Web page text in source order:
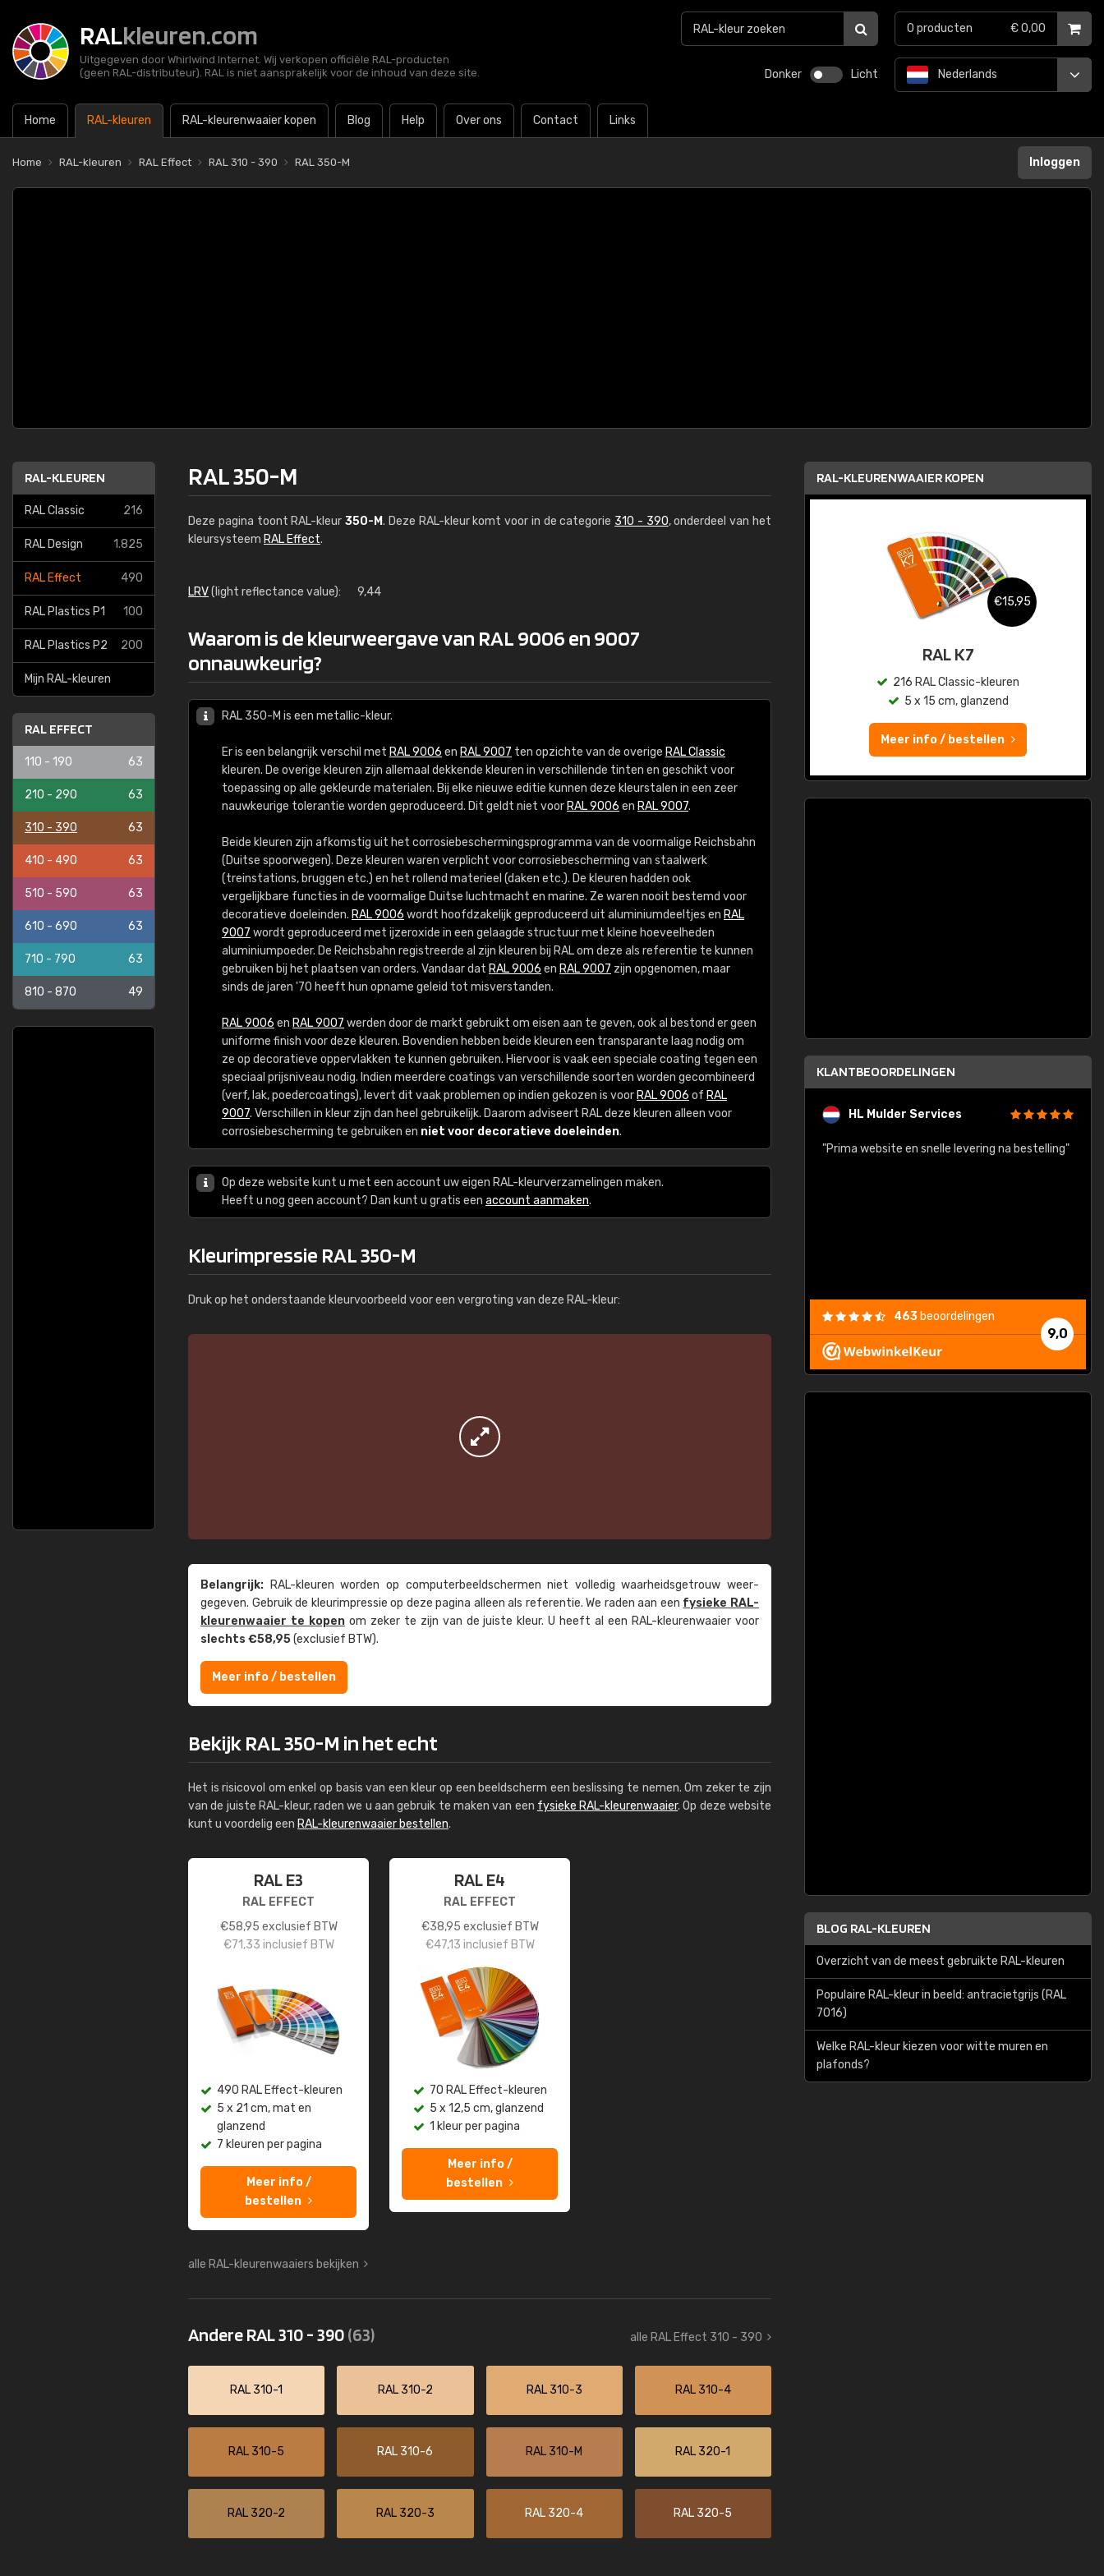
RALkleuren.com
Uitgegeven door Whirlwind Internet. Wij verkopen officiële RAL-producten
(geen RAL-distributeur). RAL is niet aansprakelijk voor de inhoud van deze site.
Donker Licht
Home RAL-kleuren RAL-kleurenwaaier kopen Blog Help Over ons Contact Links
Nederlands
0 producten € 0,00
Home RAL-kleuren RAL Effect RAL 310 - 390 RAL 350-M Inloggen
RAL-KLEUREN
RAL Classic 216
RAL Design 1.825
RAL Effect 490
RAL Plastics P1 100
RAL Plastics P2 200
Mijn RAL-kleuren
RAL EFFECT
110 - 190 63
210 - 290 63
310 - 390 63
410 - 490 63
510 - 590 63
610 - 690 63
710 - 790 63
810 - 870 49
RAL 350-M
Deze pagina toont RAL-kleur350-M. Deze RAL-kleur komt voor in de categorie 310 - 390, onderdeel van het
kleursysteem RAL Effect.
LRV(light reflectance value): 9,44
Waarom is de kleurweergave van RAL 9006 en 9007
onnauwkeurig?
RAL 350-M is een metallic-kleur.
Er is een belangrijk verschil met RAL 9006 en RAL 9007 ten opzichte van de overige RAL Classic
kleuren. De overige kleuren zijn allemaal dekkende kleuren in verschillende tinten en geschikt voor
toepassing op alle gekleurde materialen. Bij elke nieuwe editie kunnen deze kleurstalen in een zeer
nauwkeurige tolerantie worden geproduceerd. Dit geldt niet voor RAL 9006 en RAL 9007.
Beide kleuren zijn afkomstig uit het corrosiebeschermingsprogramma van de voormalige Reichsbahn
(Duitse spoorwegen). Deze kleuren waren verplicht voor corrosiebescherming van staalwerk
(treinstations, bruggen etc.) en het rollend materieel (daken etc.). De kleuren hadden ook
vergelijkbare functies in de voormalige Duitse luchtmacht en marine. Ze waren nooit bestemd voor
decoratieve doeleinden. RAL 9006 wordt hoofdzakelijk geproduceerd uit aluminiumdeeltjes en RAL
9007 wordt geproduceerd met ijzeroxide in een gelaagde structuur met kleine hoeveelheden
aluminiumpoeder. De Reichsbahn registreerde al zijn kleuren bij RAL om deze als referentie te kunnen
gebruiken bij het plaatsen van orders. Vandaar dat RAL 9006 en RAL 9007 zijn opgenomen, maar
sinds de jaren '70 heeft hun opname geleid tot misverstanden.
RAL 9006 en RAL 9007 werden door de markt gebruikt om eisen aan te geven, ook al bestond er geen
uniforme finish voor deze kleuren. Bovendien hebben beide kleuren een transparante laag nodig om
ze op decoratieve oppervlakken te kunnen gebruiken. Hiervoor is vaak een speciale coating tegen een
speciaal prijsniveau nodig. Indien meerdere coatings van verschillende soorten worden gecombineerd
(verf, lak, poedercoatings), levert dit vaak problemen op indien gekozen is voor RAL 9006 of RAL
9007. Verschillen in kleur zijn dan heel gebruikelijk. Daarom adviseert RAL deze kleuren alleen voor
corrosiebescherming te gebruiken en niet voor decoratieve doeleinden.
Op deze website kunt u met een account uw eigen RAL-kleurverzamelingen maken.
Heeft u nog geen account? Dan kunt u gratis een account aanmaken.
Kleurimpressie RAL 350-M
Druk op het onderstaande kleurvoorbeeld voor een vergroting van deze RAL-kleur:
Belangrijk: RAL-kleuren worden op computer­beeld­schermen niet volledig waarheids­­getrouw weer­
gegeven. Gebruik de kleur­impressie op deze pagina alleen als referentie. We raden aan een fysieke RAL-
kleuren­waaier te kopenom zeker te zijn van de juiste kleur. U heeft al een RAL-kleuren­waaier voor
slechts €58,95(exclusief BTW).
Meer info / bestellen
Bekijk RAL 350-M in het echt
Het is risicovol om enkel op basis van een kleur op een beeldscherm een beslissing te nemen. Om zeker te zijn
van de juiste RAL-kleur, raden we u aan gebruik te maken van een fysieke RAL-kleurenwaaier. Op deze website
kunt u voordelig een RAL-kleurenwaaier bestellen.
RAL E3
RAL EFFECT
€58,95 exclusief BTW
€71,33 inclusief BTW
490 RAL Effect-kleuren
5 x 21 cm, mat en
glanzend
7 kleuren per pagina
Meer info /
bestellen
RAL E4
RAL EFFECT
€38,95 exclusief BTW
€47,13 inclusief BTW
70 RAL Effect-kleuren
5 x 12,5 cm, glanzend
1 kleur per pagina
Meer info /
bestellen
alle RAL-kleurenwaaiers bekijken
Andere RAL 310 - 390(63) alle RAL Effect 310 - 390
RAL 310-1 RAL 310-2 RAL 310-3 RAL 310-4
RAL 310-5 RAL 310-6 RAL 310-M RAL 320-1
RAL 320-2 RAL 320-3 RAL 320-4 RAL 320-5
RAL-KLEURENWAAIER KOPEN
216 RAL Classic-kleuren
5 x 15 cm, glanzend
€15,95
RAL K7
216 RAL Classic-kleuren
5 x 15 cm, glanzend
Meer info / bestellen
KLANTBEOORDELINGEN
Kambier BV
"Super snelle service en zeer betaalbaar!"
HL Mulder Services
"Prima website en snelle levering na bestelling"
9,0
463 beoordelingen
BLOG RAL-KLEUREN
Overzicht van de meest gebruikte RAL-kleuren
Populaire RAL-kleur in beeld: antracietgrijs (RAL
7016)
Welke RAL-kleur kiezen voor witte muren en
plafonds?